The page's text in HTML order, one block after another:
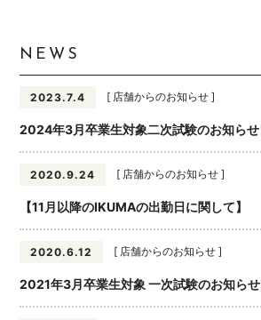
NEWS
2023.7.4 [ 店舗からのお知らせ ]
2024年3月卒業生対象二次試験のお知らせ
2020.9.24 [ 店舗からのお知らせ ]
【11月以降のIKUMAの出勤日に関して】
2020.6.12 [ 店舗からのお知らせ ]
2021年3月卒業生対象 一次試験のお知らせ